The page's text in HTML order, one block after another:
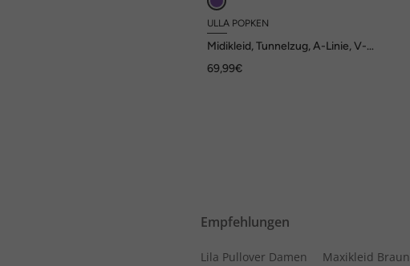
ULLA POPKEN
Midikleid, Tunnelzug, A-Linie, V-
69,99€
Empfehlungen
Lila Pullover Damen Maxikleid Braun